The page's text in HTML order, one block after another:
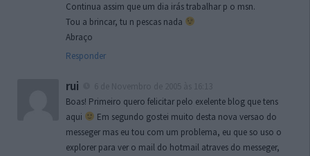
Continua assim que um dia irás trabalhar p o msn.
Tou a brincar, tu n pescas nada
Abraço
Responder
rui
Boas! Primeiro quero felicitar pelo exelente blog que tens
aqui
Em segundo gostei muito desta nova versao do
messeger mas eu tou com um problema, eu que so uso o
explorer para ver o mail do hotmail atraves do messeger,